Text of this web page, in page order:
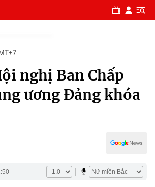
nghị Ban Chấp
ương Đảng khóa